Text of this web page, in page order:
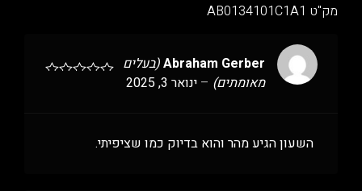
מק"ט AB0134101C1A1
Abraham Gerber(בעלים
מאומתים) – ינואר 3, 2025
השעון הגיע מהר והוא בדיוק כמו שציפיתי.